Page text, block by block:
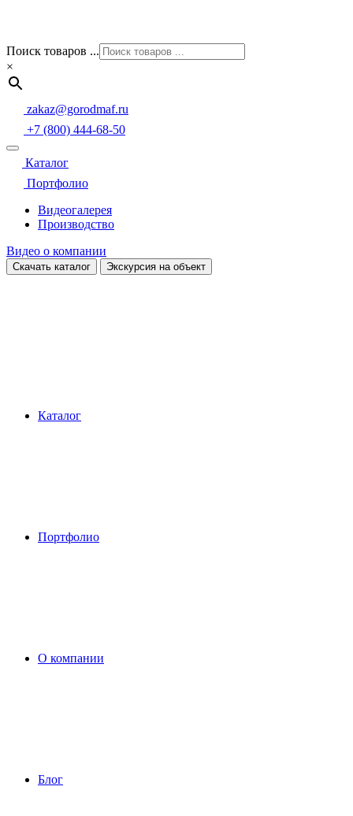
Поиск товаров ...
×
zakaz@gorodmaf.ru
+7 (800) 444-68-50
Каталог
Портфолио
Видеогалерея
Производство
Видео о компании
Скачать каталог Экскурсия на объект
Каталог
Портфолио
О компании
Блог